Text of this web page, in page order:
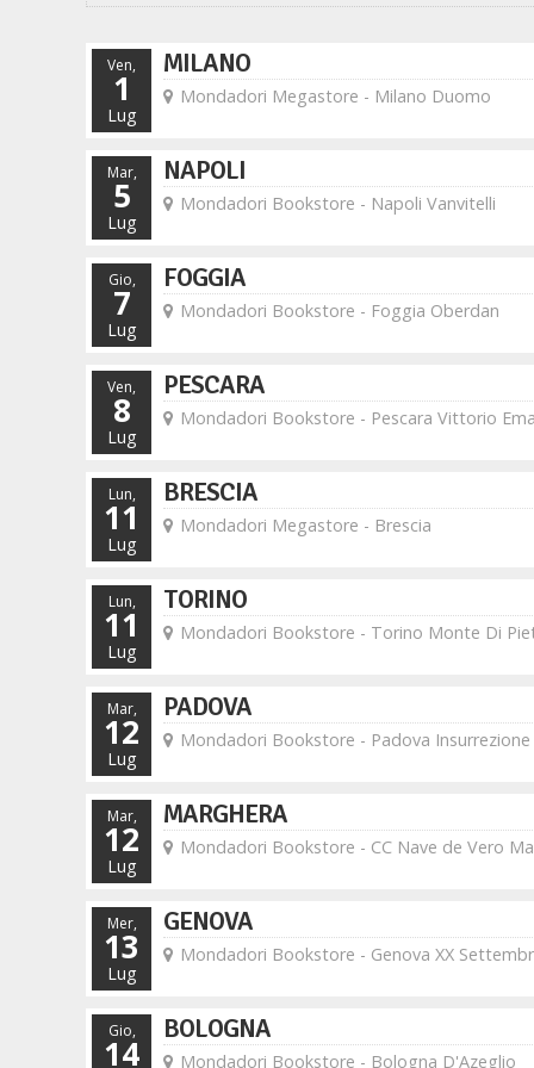
Ven,
1
Lug
MILANO
Mondadori Megastore - Milano Duomo
Mar,
5
Lug
NAPOLI
Mondadori Bookstore - Napoli Vanvitelli
Gio,
7
Lug
FOGGIA
Mondadori Bookstore - Foggia Oberdan
Ven,
8
Lug
PESCARA
Mondadori Bookstore - Pescara Vittorio
Lun,
11
Lug
BRESCIA
Mondadori Megastore - Brescia
Lun,
11
Lug
TORINO
Mondadori Bookstore - Torino Monte Di
Mar,
12
Lug
PADOVA
Mondadori Bookstore - Padova Insurrezione
Mar,
12
Lug
MARGHERA
Mondadori Bookstore - CC Nave de Vero
Mer,
13
Lug
GENOVA
Mondadori Bookstore - Genova XX
Gio,
14
BOLOGNA
Mondadori Bookstore - Bologna D'Azeglio